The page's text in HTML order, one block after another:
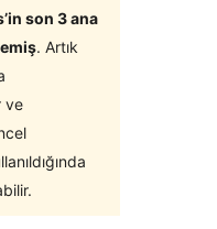
son 3 ana
. Artık
ve